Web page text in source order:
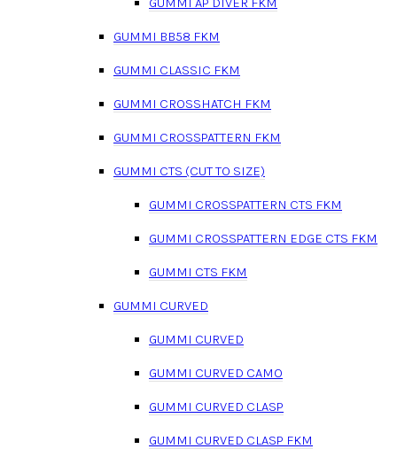
GUMMI BB58 FKM
GUMMI CLASSIC FKM
GUMMI CROSSHATCH FKM
GUMMI CROSSPATTERN FKM
GUMMI CTS (CUT TO SIZE)
GUMMI CROSSPATTERN CTS FKM
GUMMI CROSSPATTERN EDGE CTS FKM
GUMMI CTS FKM
GUMMI CURVED
GUMMI CURVED
GUMMI CURVED CAMO
GUMMI CURVED CLASP
GUMMI CURVED CLASP FKM